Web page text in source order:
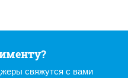
свяжутся с вами